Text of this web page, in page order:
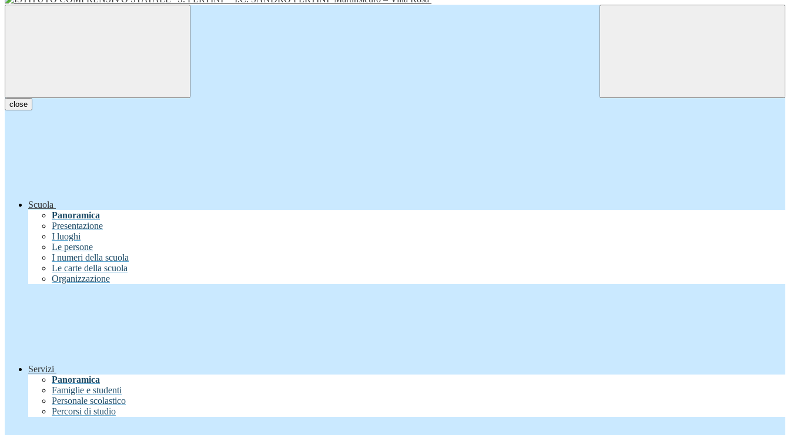
close
Scuola
Panoramica
Presentazione
I luoghi
Le persone
I numeri della scuola
Le carte della scuola
Organizzazione
Servizi
Panoramica
Famiglie e studenti
Personale scolastico
Percorsi di studio